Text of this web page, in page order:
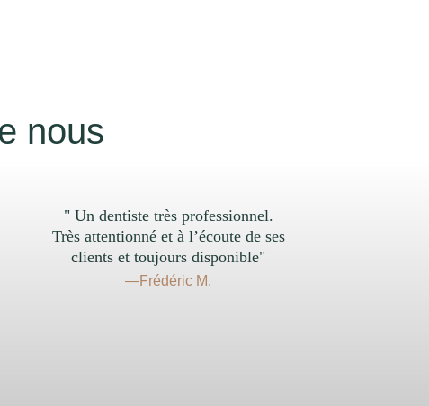
nous
" Un dentiste très professionnel.
Très attentionné et à l’écoute de ses
clients et toujours disponible"
—Frédéric M.